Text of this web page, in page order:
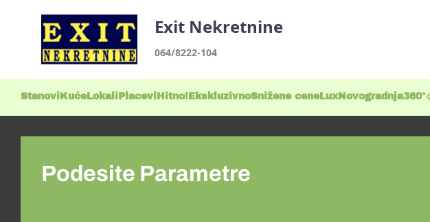
Exit Nekretnine
064/8222-104
Stanovi KućeLokali Placevi Hitno! EkskluzivnoSnižene ceneLuxNovogradnja360°
Podesite Parametre